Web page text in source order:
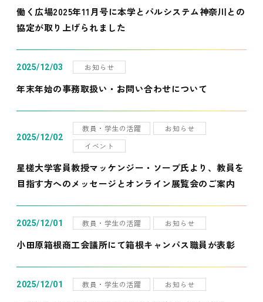
働く広場2025年11月号に本学とパルシステム神奈川との
協定が取り上げられました
2025/12/03 お知らせ
年末年始の事務取扱い・お問い合わせについて
2025/12/02
教員・学生の活躍
お知らせ
イベント
星槎大学客員教授マッケンジー・ソープ氏より、教員を
目指す方へのメッセージとオンライン展覧会のご案内
2025/12/01 教員・学生の活躍 お知らせ
小田原箱根商工会議所にて箱根キャンパス職員が表彰
2025/12/01 教員・学生の活躍 お知らせ